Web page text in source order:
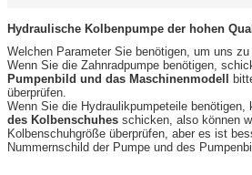
Hydraulische Kolbenpumpe der hohen
Welchen Parameter Sie benötigen, um uns zu
Wenn Sie die Zahnradpumpe benötigen,
Pumpenbild und das Maschinenmodell
überprüfen.
Wenn Sie die Hydraulikpumpeteile benötigen,
des Kolbenschuhes schicken, also können
Kolbenschuhgröße überprüfen, aber es ist
Nummernschild der Pumpe und des